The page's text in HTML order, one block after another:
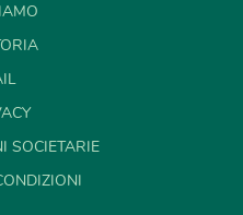
SOCIETARIE